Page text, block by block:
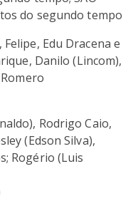
do segundo tempo
Felipe, Edu Dracena e
Danilo (Lincom),
Rodrigo Caio,
(Edson Silva),
Rogério (Luis